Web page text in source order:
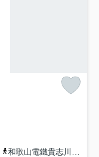
和歌山電鐵貴志川線「日前宮」駅 徒歩10分